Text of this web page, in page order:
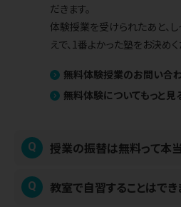
だきます。
体験授業を受けられたあと、
えで、1番よかった塾をお決めく
無料体験授業のお問い合
無料体験についてもっと見
Q 授業の振替は無料って本
A
はい、授業当日でも、授業開
Q 教室で自習することはでき